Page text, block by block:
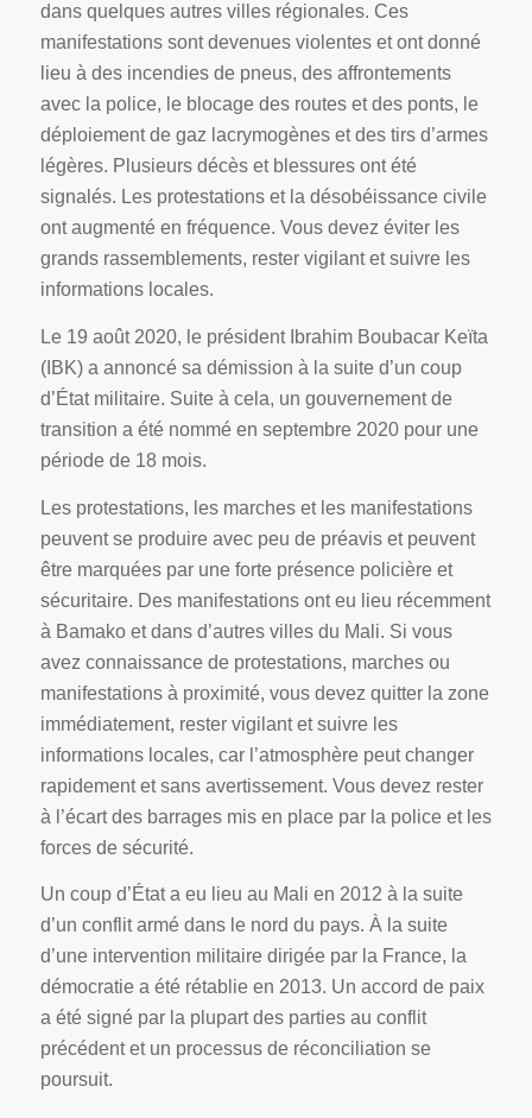
dans quelques autres villes régionales. Ces
manifestations sont devenues violentes et ont donné
lieu à des incendies de pneus, des affrontements
avec la police, le blocage des routes et des ponts, le
déploiement de gaz lacrymogènes et des tirs d’armes
légères. Plusieurs décès et blessures ont été
signalés. Les protestations et la désobéissance civile
ont augmenté en fréquence. Vous devez éviter les
grands rassemblements, rester vigilant et suivre les
informations locales.
Le 19 août 2020, le président Ibrahim Boubacar Keïta
(IBK) a annoncé sa démission à la suite d’un coup
d’État militaire. Suite à cela, un gouvernement de
transition a été nommé en septembre 2020 pour une
période de 18 mois.
Les protestations, les marches et les manifestations
peuvent se produire avec peu de préavis et peuvent
être marquées par une forte présence policière et
sécuritaire. Des manifestations ont eu lieu récemment
à Bamako et dans d’autres villes du Mali. Si vous
avez connaissance de protestations, marches ou
manifestations à proximité, vous devez quitter la zone
immédiatement, rester vigilant et suivre les
informations locales, car l’atmosphère peut changer
rapidement et sans avertissement. Vous devez rester
à l’écart des barrages mis en place par la police et les
forces de sécurité.
Un coup d’État a eu lieu au Mali en 2012 à la suite
d’un conflit armé dans le nord du pays. À la suite
d’une intervention militaire dirigée par la France, la
démocratie a été rétablie en 2013. Un accord de paix
a été signé par la plupart des parties au conflit
précédent et un processus de réconciliation se
poursuit.